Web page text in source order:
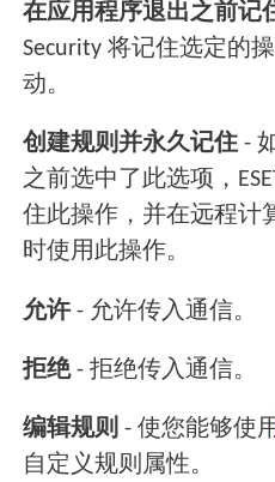
在应用程序退出之前记
Security 将记住选定的
动。
创建规则并永久记住-
之前选中了此选项，
住此操作，并在远程计
时使用此操作。
允许- 允许传入通信。
拒绝- 拒绝传入通信。
编辑规则 - 使您能够使
自定义规则属性。